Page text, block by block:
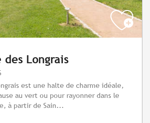
des Longrais
est une halte de charme idéale,
au vert ou pour rayonner dans le
à partir de Sain...